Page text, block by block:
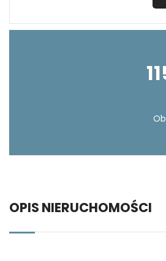
OPIS NIERUCHOMOŚCI